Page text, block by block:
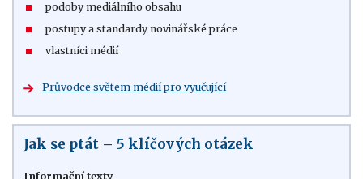
podoby mediálního obsahu
postupy a standardy novinářské práce
vlastníci médií
Průvodce světem médií pro vyučující
Jak se ptát – 5 klíčových otázek
Informační texty